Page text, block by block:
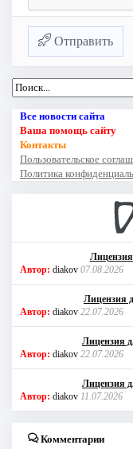
Отправить
Все новости сайта
Ваша помощь сайту
Контакты
Пользовательское
Политика
Лицензия
Автор: diakov 07.08.2026
Лицензия
Автор: diakov 22.07.2026
Лицензия
Автор: diakov 22.07.2026
Лицензия
Автор: diakov 11.07.2026
Комментарии